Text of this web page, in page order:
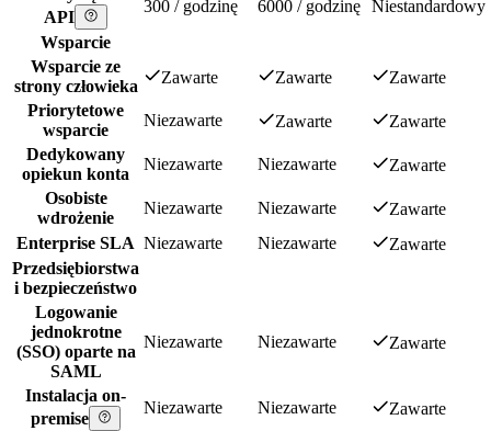
API
300 / godzinę 6000 / godzinę Niestandardowy
Wsparcie
Wsparcie ze
strony człowieka
Zawarte Zawarte
Zawarte
Priorytetowe
wsparcie
Niezawarte Zawarte
Zawarte
Dedykowany
opiekun konta
Niezawarte Niezawarte
Zawarte
Osobiste
wdrożenie
Niezawarte Niezawarte
Zawarte
Enterprise SLA Niezawarte Niezawarte
Zawarte
Przedsiębiorstwa
i bezpieczeństwo
Logowanie
jednokrotne
(SSO) oparte na
SAML
Niezawarte Niezawarte Zawarte
Instalacja on-
premise
Niezawarte Niezawarte
Zawarte